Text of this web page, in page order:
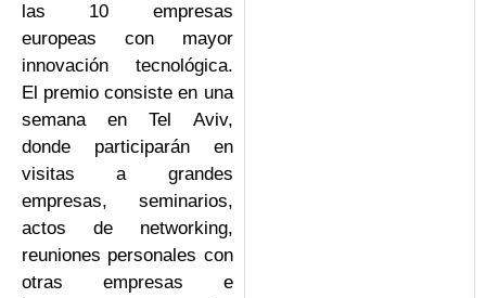
las 10 empresas
europeas con mayor
innovación tecnológica.
El premio consiste en una
semana en Tel Aviv,
donde participarán en
visitas a grandes
empresas, seminarios,
actos de networking,
reuniones personales con
otras empresas e